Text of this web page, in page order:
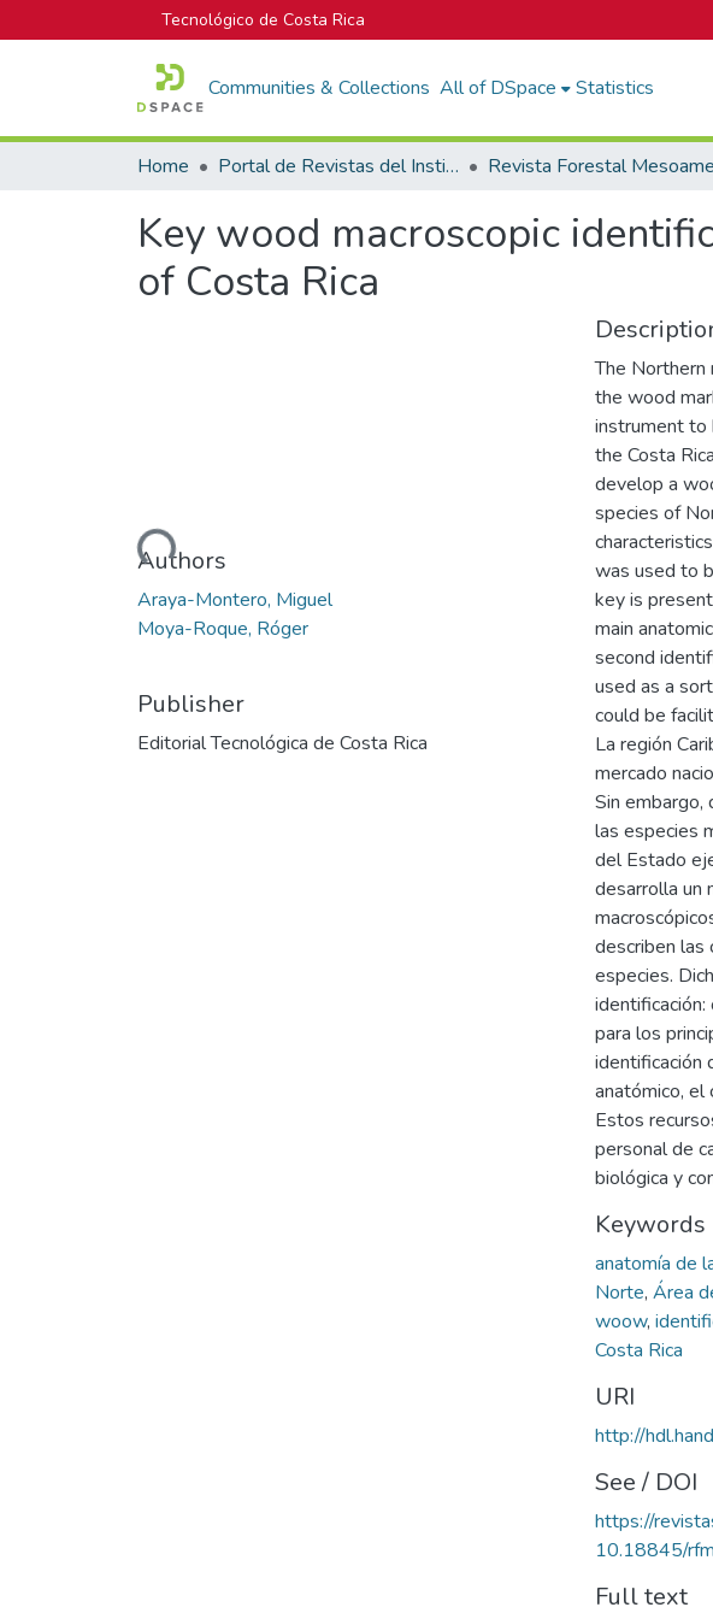
Tecnológico de Costa Rica
Communities & Collections All of DSpace Statistics
Home Portal de Revistas del Instituto Tecnológico de Costa Rica
Key wood macroscopic
of Costa Rica
Loading...
Authors
Araya-Montero, Miguel
Moya-Roque, Róger
Publisher
Editorial Tecnológica de Costa Rica
The Northern
the wood
instrument to
the Costa
develop a
species of
was used to
key is
main
second
used as a
could be
La región
mercado
Sin embargo,
las especies
del Estado
desarrolla un
describen las
especies.
para los
identificación
anatómico, el
Estos
personal de
biológica y
Keywords
anatomía de
Norte, Área
woow,
Costa Rica
URI
http://
See / DOI
https://
10.18845/
Full text